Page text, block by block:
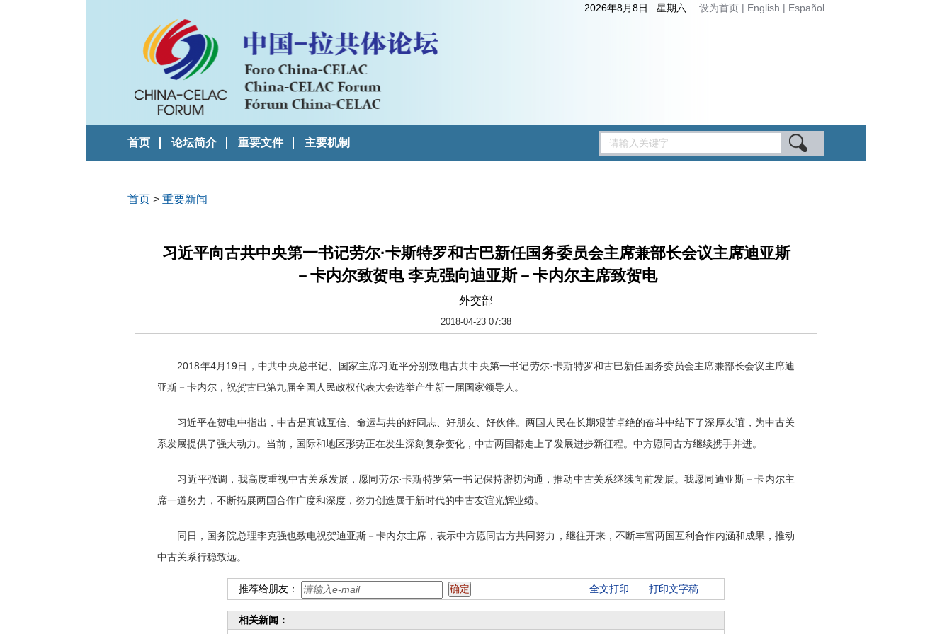
2026年8月8日 星期六 设为首页 | English | Español
首页 论坛简介 重要文件 主要机制
首页 > 重要新闻
习近平向古共中央第一书记劳尔·卡斯特罗和古巴新任国务委员会主席兼部长会议主席迪亚斯
－卡内尔致贺电 李克强向迪亚斯－卡内尔主席致贺电
外交部
2018-04-23 07:38
2018年4月19日，中共中央总书记、国家主席习近平分别致电古共中央第一书记劳尔·卡斯特罗和古巴新任国务委员会主席兼部长会议主席迪
亚斯－卡内尔，祝贺古巴第九届全国人民政权代表大会选举产生新一届国家领导人。
习近平在贺电中指出，中古是真诚互信、命运与共的好同志、好朋友、好伙伴。两国人民在长期艰苦卓绝的奋斗中结下了深厚友谊，为中古关
系发展提供了强大动力。当前，国际和地区形势正在发生深刻复杂变化，中古两国都走上了发展进步新征程。中方愿同古方继续携手并进。
习近平强调，我高度重视中古关系发展，愿同劳尔·卡斯特罗第一书记保持密切沟通，推动中古关系继续向前发展。我愿同迪亚斯－卡内尔主
席一道努力，不断拓展两国合作广度和深度，努力创造属于新时代的中古友谊光辉业绩。
同日，国务院总理李克强也致电祝贺迪亚斯－卡内尔主席，表示中方愿同古方共同努力，继往开来，不断丰富两国互利合作内涵和成果，推动
中古关系行稳致远。
推荐给朋友： 全文打印 打印文字稿
相关新闻：